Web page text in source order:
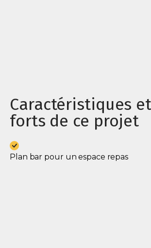
Caractéristiques
forts de ce projet
Plan bar pour un espace repas